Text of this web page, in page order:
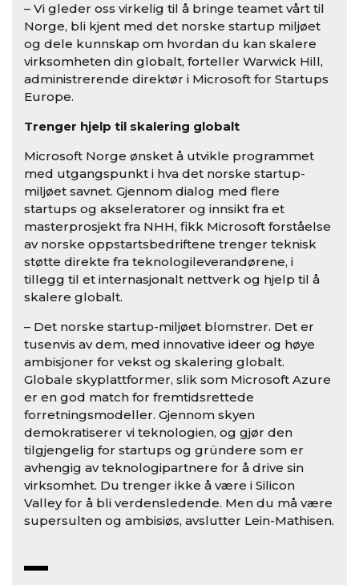
– Vi gleder oss virkelig til å bringe teamet vårt til
Norge, bli kjent med det norske startup miljøet
og dele kunnskap om hvordan du kan skalere
virksomheten din globalt, forteller Warwick Hill,
administrerende direktør i Microsoft for Startups
Europe.
Trenger hjelp til skalering globalt
Microsoft Norge ønsket å utvikle programmet
med utgangspunkt i hva det norske startup-
miljøet savnet. Gjennom dialog med flere
startups og akseleratorer og innsikt fra et
masterprosjekt fra NHH, fikk Microsoft forståelse
av norske oppstartsbedriftene trenger teknisk
støtte direkte fra teknologileverandørene, i
tillegg til et internasjonalt nettverk og hjelp til å
skalere globalt.
– Det norske startup-miljøet blomstrer. Det er
tusenvis av dem, med innovative ideer og høye
ambisjoner for vekst og skalering globalt.
Globale skyplattformer, slik som Microsoft Azure
er en god match for fremtidsrettede
forretningsmodeller. Gjennom skyen
demokratiserer vi teknologien, og gjør den
tilgjengelig for startups og gründere som er
avhengig av teknologipartnere for å drive sin
virksomhet. Du trenger ikke å være i Silicon
Valley for å bli verdensledende. Men du må være
supersulten og ambisiøs, avslutter Lein-Mathisen.